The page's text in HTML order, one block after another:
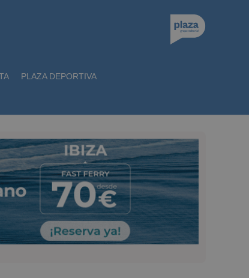
PLAZA DEPORTIVA